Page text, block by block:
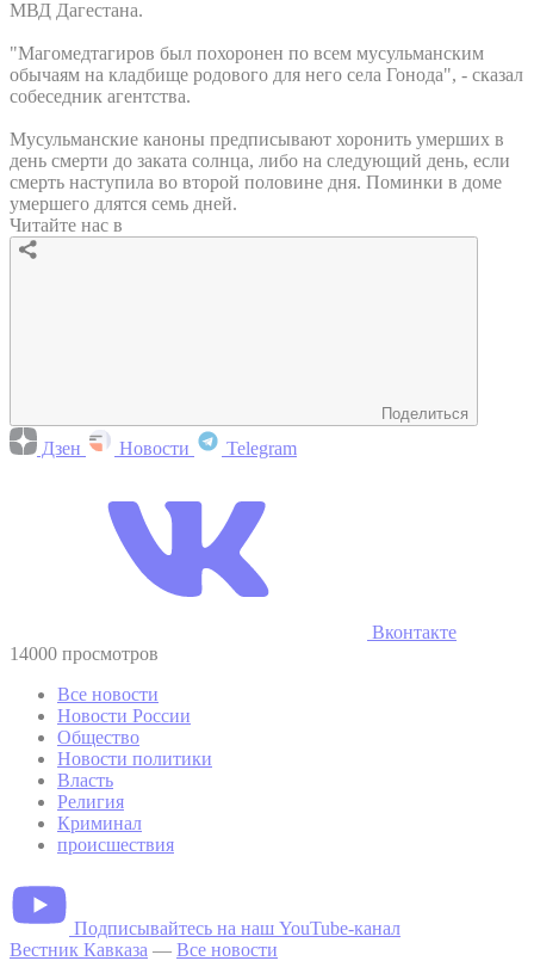
МВД Дагестана.
"Магомедтагиров был похоронен по всем мусульманским
обычаям на кладбище родового для него села Гонода", - сказал
собеседник агентства.
Мусульманские каноны предписывают хоронить умерших в
день смерти до заката солнца, либо на следующий день, если
смерть наступила во второй половине дня. Поминки в доме
умершего длятся семь дней.
Читайте нас в
Поделиться
Дзен Новости Telegram
Вконтакте
14000 просмотров
Все новости
Новости России
Общество
Новости политики
Власть
Религия
Криминал
происшествия
Подписывайтесь на наш YouTube-канал
Вестник Кавказа — Все новости